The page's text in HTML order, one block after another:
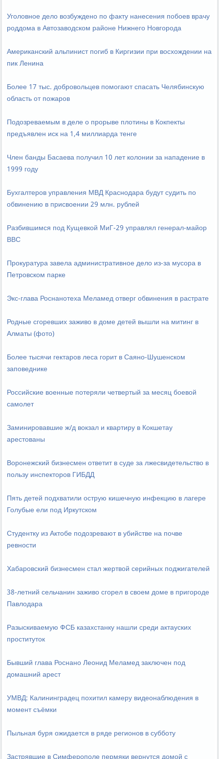
Уголовное дело возбуждено по факту нанесения побоев врачу
роддома в Автозаводском районе Нижнего Новгорода
Американский альпинист погиб в Киргизии при восхождении на
пик Ленина
Более 17 тыс. добровольцев помогают спасать Челябинскую
область от пожаров
Подозреваемым в деле о прорыве плотины в Кокпекты
предъявлен иск на 1,4 миллиарда тенге
Член банды Басаева получил 10 лет колонии за нападение в
1999 году
Бухгалтеров управления МВД Краснодара будут судить по
обвинению в присвоении 29 млн. рублей
Разбившимся под Кущевкой МиГ-29 управлял генерал-майор
ВВС
Прокуратура завела административное дело из-за мусора в
Петровском парке
Экс-глава Роснанотеха Меламед отверг обвинения в растрате
Родные сгоревших заживо в доме детей вышли на митинг в
Алматы (фото)
Более тысячи гектаров леса горит в Саяно-Шушенском
заповеднике
Российские военные потеряли четвертый за месяц боевой
самолет
Заминировавшие ж/д вокзал и квартиру в Кокшетау
арестованы
Воронежский бизнесмен ответит в суде за лжесвидетельство в
пользу инспекторов ГИБДД
Пять детей подхватили острую кишечную инфекцию в лагере
Голубые ели под Иркутском
Студентку из Актобе подозревают в убийстве на почве
ревности
Хабаровский бизнесмен стал жертвой серийных поджигателей
38-летний сельчанин заживо сгорел в своем доме в пригороде
Павлодара
Разыскиваемую ФСБ казахстанку нашли среди актауских
проституток
Бывший глава Роснано Леонид Меламед заключен под
домашний арест
УМВД: Калининградец похитил камеру видеонаблюдения в
момент съёмки
Пыльная буря ожидается в ряде регионов в субботу